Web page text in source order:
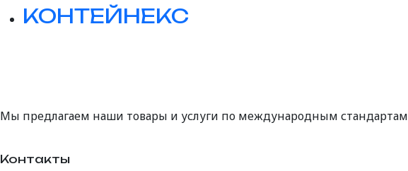
КОНТЕЙНЕКС
Мы предлагаем наши товары и услуги по международным стандартам
Контакты